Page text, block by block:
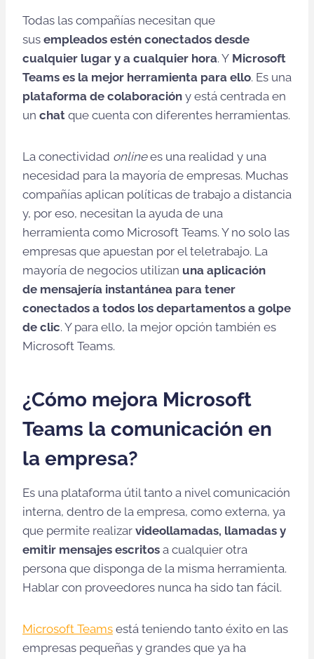
Todas las compañías necesitan que
sus empleados estén conectados desde
cualquier lugar y a cualquier hora. Y Microsoft
Teams es la mejor herramienta para ello. Es una
plataforma de colaboración y está centrada en
un chat que cuenta con diferentes herramientas.
La conectividad onlinees una realidad y una
necesidad para la mayoría de empresas. Muchas
compañías aplican políticas de trabajo a distancia
y, por eso, necesitan la ayuda de una
herramienta como Microsoft Teams. Y no solo las
empresas que apuestan por el teletrabajo. La
mayoría de negocios utilizan una aplicación
de mensajería instantánea para tener
conectados a todos los departamentos a golpe
de clic. Y para ello, la mejor opción también es
Microsoft Teams.
¿Cómo mejora Microsoft
Teams la comunicación en
la empresa?
Es una plataforma útil tanto a nivel comunicación
interna, dentro de la empresa, como externa, ya
que permite realizar videollamadas, llamadas y
emitir mensajes escritos a cualquier otra
persona que disponga de la misma herramienta.
Hablar con proveedores nunca ha sido tan fácil.
Microsoft Teams está teniendo tanto éxito en las
empresas pequeñas y grandes que ya ha